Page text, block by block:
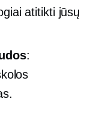
atitikti jūsų
: